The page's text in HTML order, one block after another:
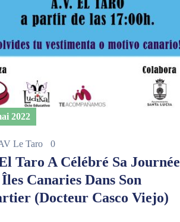
2022
Le Taro 0
Taro A Célébré Sa Journée
Îles Canaries Dans Son
(Docteur Casco Viejo)